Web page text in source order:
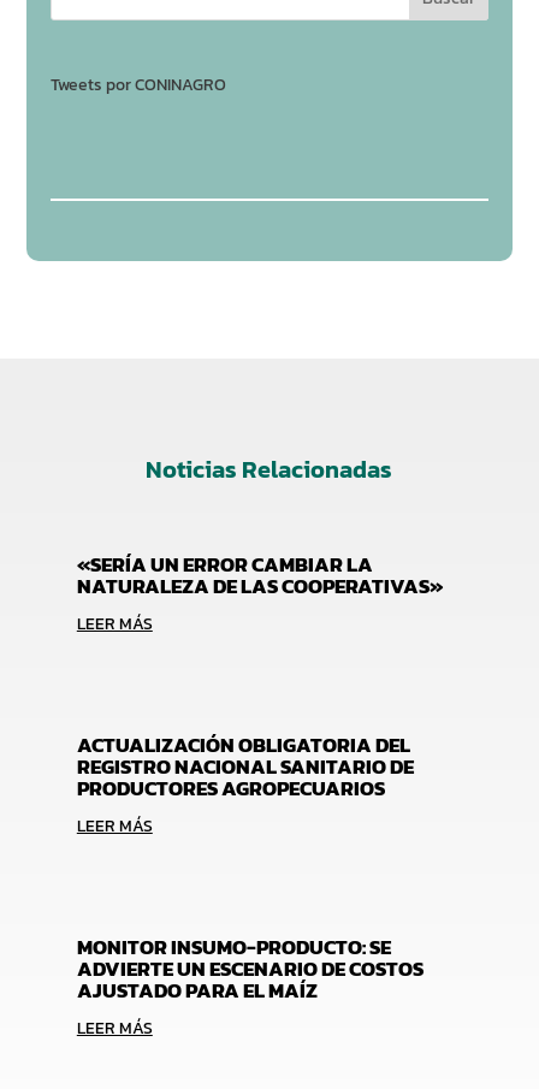
Tweets por CONINAGRO
Noticias Relacionadas
«SERÍA UN ERROR CAMBIAR LA
NATURALEZA DE LAS COOPERATIVAS»
LEER MÁS
ACTUALIZACIÓN OBLIGATORIA DEL
REGISTRO NACIONAL SANITARIO DE
PRODUCTORES AGROPECUARIOS
LEER MÁS
MONITOR INSUMO-PRODUCTO: SE
ADVIERTE UN ESCENARIO DE COSTOS
AJUSTADO PARA EL MAÍZ
LEER MÁS